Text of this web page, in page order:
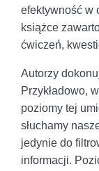
efektywność w
książce
ćwiczeń,
Autorzy
Przykładowo,
poziomy tej
słuchamy
jedynie do
informacji.